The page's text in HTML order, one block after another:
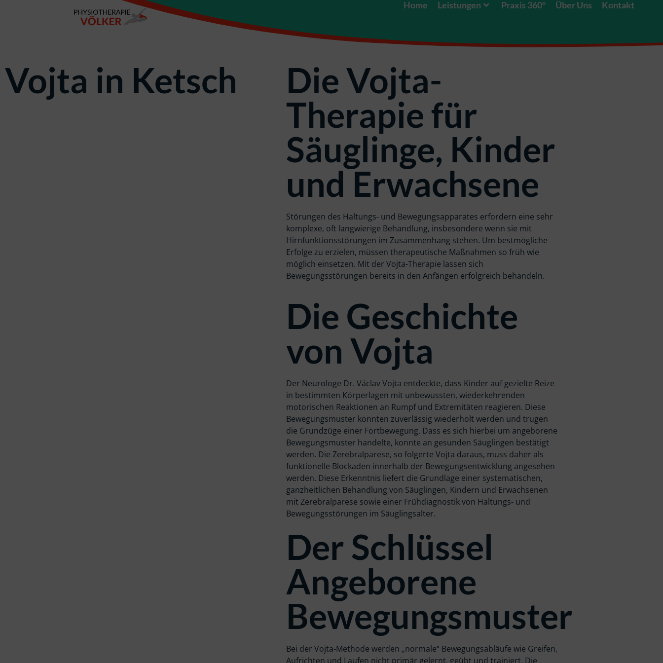
Home Leistungen Praxis 360° Über Uns Kontakt
Vojta in Ketsch
Die Vojta-
Therapie für
Säuglinge, Kinder
und Erwachsene
Störungen des Haltungs- und Bewegungsapparates erfordern eine sehr
komplexe, oft langwierige Behandlung, insbesondere wenn sie mit
Hirnfunktionsstörungen im Zusammenhang stehen. Um bestmögliche
Erfolge zu erzielen, müssen therapeutische Maßnahmen so früh wie
möglich einsetzen. Mit der Vojta-Therapie lassen sich
Bewegungsstörungen bereits in den Anfängen erfolgreich behandeln.
Die Geschichte
von Vojta
Der Neurologe Dr. Václav Vojta entdeckte, dass Kinder auf gezielte Reize
in bestimmten Körperlagen mit unbewussten, wiederkehrenden
motorischen Reaktionen an Rumpf und Extremitäten reagieren. Diese
Bewegungsmuster konnten zuverlässig wiederholt werden und trugen
die Grundzüge einer Fortbewegung. Dass es sich hierbei um angeborene
Bewegungsmuster handelte, konnte an gesunden Säuglingen bestätigt
werden. Die Zerebralparese, so folgerte Vojta daraus, muss daher als
funktionelle Blockaden innerhalb der Bewegungsentwicklung angesehen
werden. Diese Erkenntnis liefert die Grundlage einer systematischen,
ganzheitlichen Behandlung von Säuglingen, Kindern und Erwachsenen
mit Zerebralparese sowie einer Frühdiagnostik von Haltungs- und
Bewegungsstörungen im Säuglingsalter.
Der Schlüssel
Angeborene
Bewegungsmuster
Bei der Vojta-Methode werden „normale“ Bewegungsabläufe wie Greifen,
Aufrichten und Laufen nicht primär gelernt, geübt und trainiert. Die